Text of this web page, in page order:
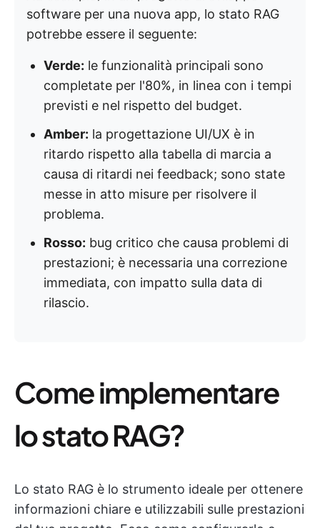
software per una nuova app, lo stato RAG
potrebbe essere il seguente:
Verde: le funzionalità principali sono
completate per l'80%, in linea con i tempi
previsti e nel rispetto del budget.
Amber: la progettazione UI/UX è in
ritardo rispetto alla tabella di marcia a
causa di ritardi nei feedback; sono state
messe in atto misure per risolvere il
problema.
Rosso: bug critico che causa problemi di
prestazioni; è necessaria una correzione
immediata, con impatto sulla data di
rilascio.
Come implementare
lo stato RAG?
Lo stato RAG è lo strumento ideale per ottenere
informazioni chiare e utilizzabili sulle prestazioni